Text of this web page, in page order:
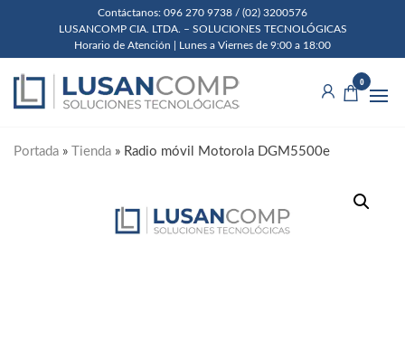
content
Contáctanos: 096 270 9738 / (02) 3200576
LUSANCOMP CIA. LTDA. – SOLUCIONES TECNOLÓGICAS
Horario de Atención | Lunes a Viernes de 9:00 a 18:00
Lusancomp
Cia. Ltda.
0
Portada » Tienda » Radio móvil Motorola DGM5500e